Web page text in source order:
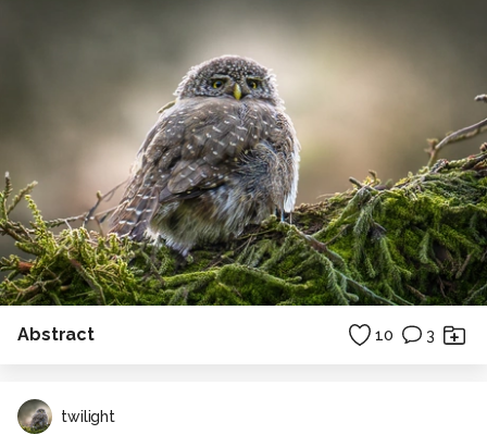
Abstract 10 3
twilight